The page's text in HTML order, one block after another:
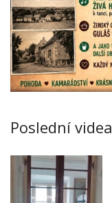
Poslední videa